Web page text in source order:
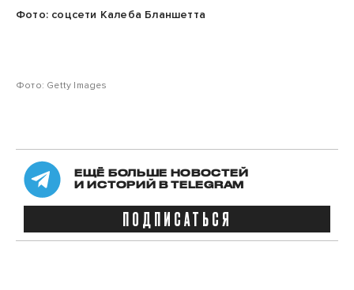
Фото: соцсети Калеба Бланшетта
Фото: Getty Images
ЕЩЁ БОЛЬШЕ НОВОСТЕЙ
И ИСТОРИЙ В TELEGRAM
ПОДПИСАТЬСЯ